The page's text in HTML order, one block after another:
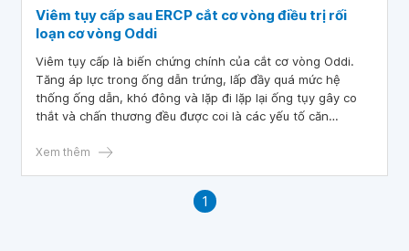
Viêm tụy cấp sau ERCP cắt cơ vòng điều trị rối
loạn cơ vòng Oddi
Viêm tụy cấp là biến chứng chính của cắt cơ vòng Oddi.
Tăng áp lực trong ống dẫn trứng, lấp đầy quá mức hệ
thống ống dẫn, khó đông và lặp đi lặp lại ống tụy gây co
thắt và chấn thương đều được coi là các yếu tố căn
Xem thêm
1